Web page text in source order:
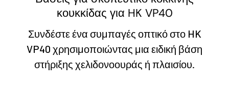
κουκκίδας για HK VP40
Συνδέστε ένα συμπαγές οπτικό στο HK
VP40 χρησιμοποιώντας μια ειδική βάση
στήριξης χελιδονοουράς ή πλαισίου.